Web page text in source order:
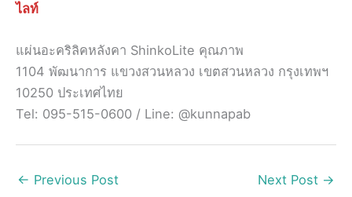
ไลท์
แผ่นอะคริลิคหลังคา ShinkoLite คุณภาพ
1104 พัฒนาการ แขวงสวนหลวง เขตสวนหลวง กรุงเทพฯ
10250 ประเทศไทย
Tel: 095-515-0600 / Line: @kunnapab
← Previous Post Next Post →